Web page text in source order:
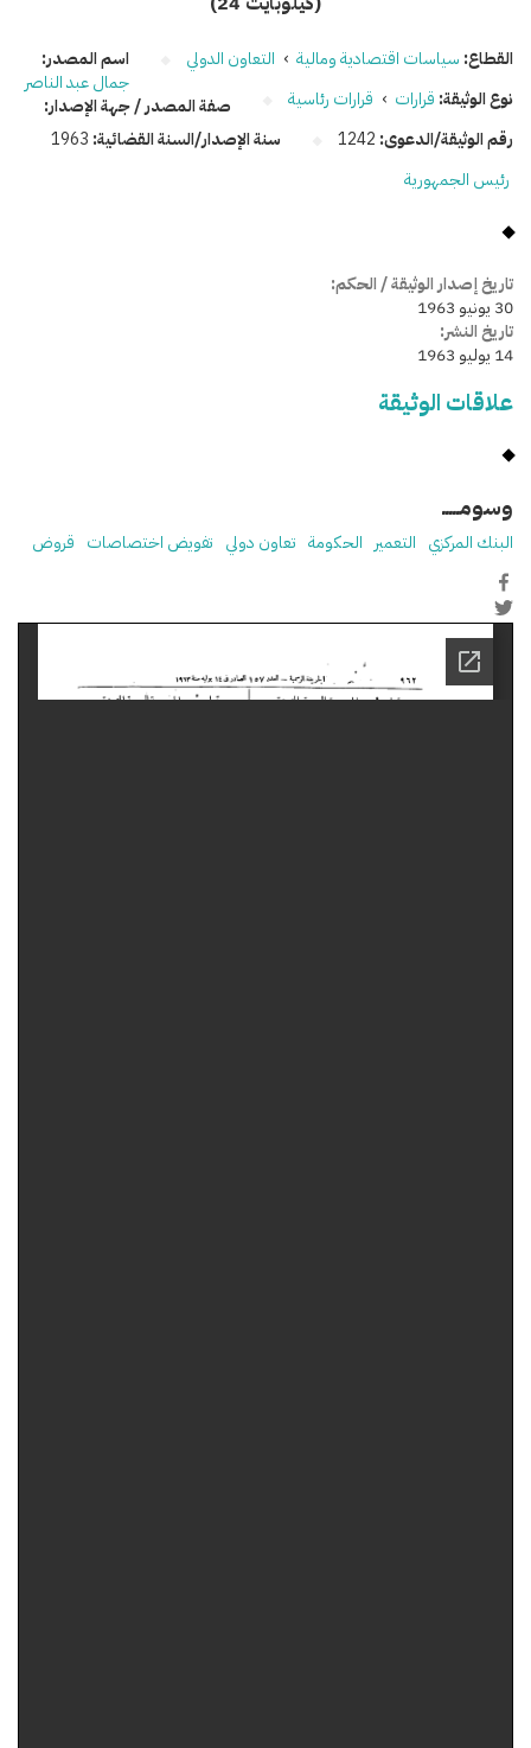
القطاع: سياسات اقتصادية ومالية › التعاون الدولي
نوع الوثيقة: قرارات › قرارات رئاسية
رقم الوثيقة/الدعوى: 1242 سنة الإصدار/السنة القضائية: 1963
اسم المصدر:
جمال عبد الناصر
صفة المصدر / جهة الإصدار:
رئيس الجمهورية
تاريخ إصدار الوثيقة / الحكم:
30 يونيو 1963
تاريخ النشر:
14 يوليو 1963
علاقات الوثيقة
وسومـــــ
البنك المركزي التعمير الحكومة تعاون دولي تفويض اختصاصات قروض